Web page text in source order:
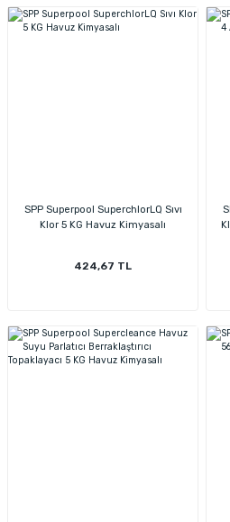
SPP Superpool SuperchlorLQ Sıvı
Klor 5 KG Havuz Kimyasalı
424,67 TL